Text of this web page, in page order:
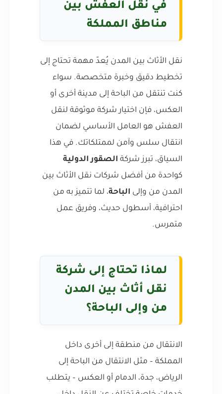
في نقل العفش بين
مناطق المملكة
نقل الأثاث بين المدن يُعدّ مهمة تحتاج إلى
تخطيط دقيق وخبرة متخصصة. سواء
كنت تنتقل من الباحة إلى مدينة أخرى أو
العكس، فإن اختيار شركة موثوقة لنقل
العفش هو العامل الأساسي لضمان
انتقال سلس وآمن لممتلكاتك. في هذا
السياق، تبرز شركة الصقور الدولية
كواحدة من أفضل شركات نقل الأثاث بين
المدن من وإلى الباحة، لما تتميز به من
احترافية، أسطول حديث، وفريق عمل
متمرس.
لماذا تحتاج إلى شركة
نقل أثاث بين المدن
من وإلى الباحة؟
الانتقال من منطقة إلى أخرى داخل
المملكة – مثل الانتقال من الباحة إلى
الرياض، جدة، الدمام أو العكس – يتطلب